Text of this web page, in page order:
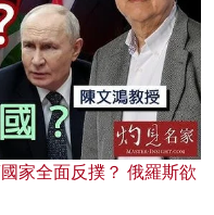
家全面反撲？ 俄羅斯欲